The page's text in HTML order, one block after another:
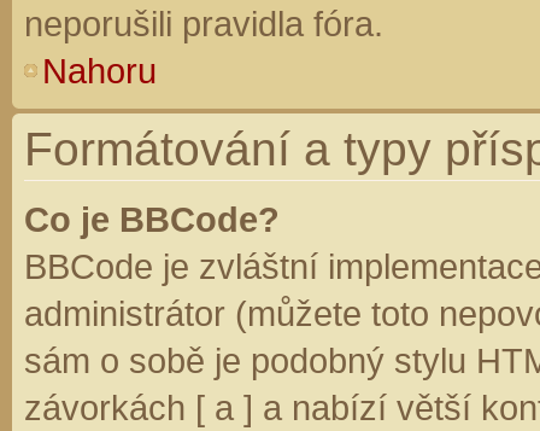
neporušili pravidla fóra.
Nahoru
Formátování a typy
Co je BBCode?
BBCode je zvláštní
administrátor (můžete toto
sám o sobě je podobný stylu
závorkách [ a ] a nabízí větší